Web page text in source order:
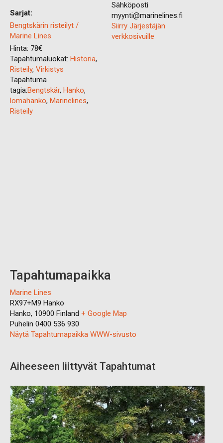
Sarjat:
Bengtskärin risteilyt /
Marine Lines
Hinta: 78€
Tapahtumaluokat: Historia,
Risteily, Virkistys
Tapahtuma
tagia:Bengtskär, Hanko,
lomahanko, Marinelines,
Risteily
Sähköposti
myynti@marinelines.fi
Siirry Järjestäjän
verkkosivuille
Tapahtumapaikka
Marine Lines
RX97+M9 Hanko
Hanko, 10900 Finland + Google Map
Puhelin 0400 536 930
Näytä Tapahtumapaikka WWW-sivusto
Aiheeseen liittyvät Tapahtumat